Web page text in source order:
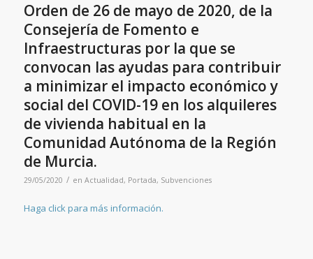
Orden de 26 de mayo de 2020, de la
Consejería de Fomento e
Infraestructuras por la que se
convocan las ayudas para contribuir
a minimizar el impacto económico y
social del COVID-19 en los alquileres
de vivienda habitual en la
Comunidad Autónoma de la Región
de Murcia.
29/05/2020 / en Actualidad, Portada, Subvenciones
Haga click para más información.